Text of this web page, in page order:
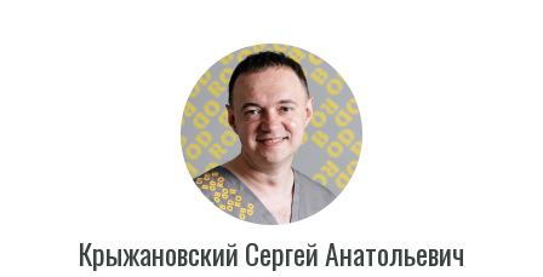
Крыжановский Сергей Анатольевич